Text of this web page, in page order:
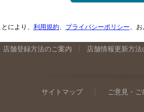
店舗登録方法のご案内 店舗情報更新方法
サイトマップ ご意見・ご
により、 利用規約、 プライバシーポリシー、お